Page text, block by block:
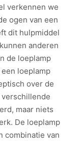
verkennen we
ogen van een
dit hulpmiddel
anderen
de loeplamp
loeplamp
over de
maar niets
De loeplamp
combinatie van